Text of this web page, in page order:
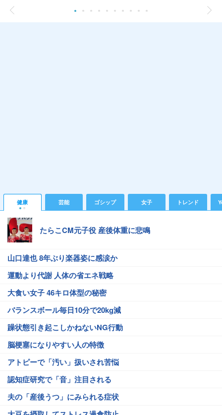
健康 芸能 ゴシップ 女子 トレンド
たらこCM元子役 産後体重に悲鳴
山口達也 8年ぶり楽器姿に感涙か
運動より代謝 人体の省エネ戦略
大食い女子 46キロ体型の秘密
バランスボール毎日10分で20kg減
躁状態引き起こしかねないNG行動
脳梗塞になりやすい人の特徴
アトピーで「汚い」扱いされ苦悩
認知症研究で「音」注目される
夫の「産後うつ」にみられる症状